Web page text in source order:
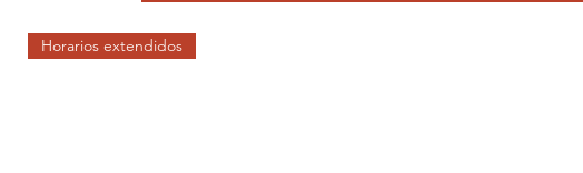
Horarios extendidos